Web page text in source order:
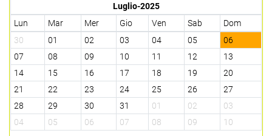
Luglio-2025
Lun
Mar Mer Gio Ven Sab
Dom
30
01 02 03 04 05
06
07
08 09 10 11 12
13
14
15 16 17 18 19
20
21
22 23 24 25 26
27
28
29 30 31 01 02
03
04
05 06 07 08 09 10